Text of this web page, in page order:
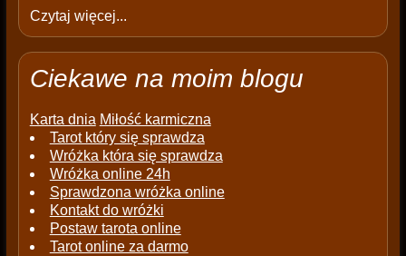
Czytaj więcej...
Ciekawe na moim blogu
Karta dnia Miłość karmiczna
Tarot który się sprawdza
Wróżka która się sprawdza
Wróżka online 24h
Sprawdzona wróżka online
Kontakt do wróżki
Postaw tarota online
Tarot online za darmo